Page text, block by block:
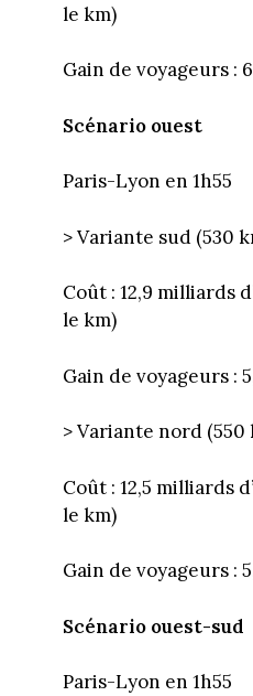
le km)
Gain de voyageurs :
Scénario ouest
Paris-Lyon en 1h55
> Variante sud (530
Coût : 12,9 milliards
le km)
Gain de voyageurs :
> Variante nord (550
Coût : 12,5 milliards
le km)
Gain de voyageurs :
Scénario ouest-sud
Paris-Lyon en 1h55